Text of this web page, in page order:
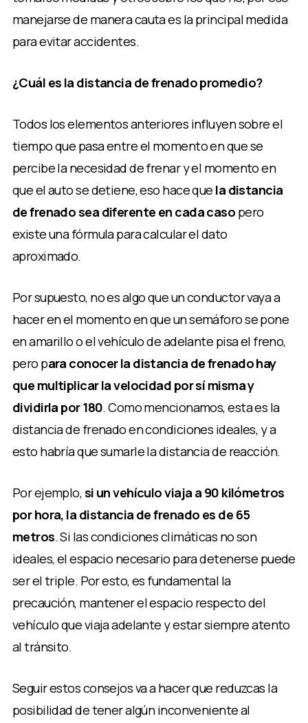
manejarse de manera cauta es la principal medida
para evitar accidentes.
¿Cuál es la distancia de frenado promedio?
Todos los elementos anteriores influyen sobre el
tiempo que pasa entre el momento en que se
percibe la necesidad de frenar y el momento en
que el auto se detiene, eso hace que la distancia
de frenado sea diferente en cada caso pero
existe una fórmula para calcular el dato
aproximado.
Por supuesto, no es algo que un conductor vaya a
hacer en el momento en que un semáforo se pone
en amarillo o el vehículo de adelante pisa el freno,
pero para conocer la distancia de frenado hay
que multiplicar la velocidad por sí misma y
dividirla por 180. Como mencionamos, esta es la
distancia de frenado en condiciones ideales, y a
esto habría que sumarle la distancia de reacción.
Por ejemplo,si un vehículo viaja a 90 kilómetros
por hora, la distancia de frenado es de 65
metros. Si las condiciones climáticas no son
ideales, el espacio necesario para detenerse puede
ser el triple. Por esto, es fundamental la
precaución, mantener el espacio respecto del
vehículo que viaja adelante y estar siempre atento
al tránsito.
Seguir estos consejos va a hacer que reduzcas la
posibilidad de tener algún inconveniente al